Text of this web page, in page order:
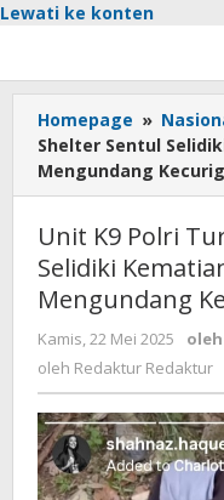
Lewati ke konten
Homepage »
Shelter Sentul
Mengundang
Unit K9 Polri
Selidiki
Mengundang
Kamis, 22 Mei 2025 oleh
oleh Redaktur Redaktur